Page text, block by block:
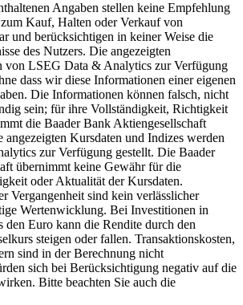
Angaben stellen keine Empfehlung
Kauf, Halten oder Verkauf von
und berücksichtigen in keiner Weise die
des Nutzers. Die angezeigten
von LSEG Data & Analytics zur Verfügung
dass wir diese Informationen einer eigenen
Die Informationen können falsch, nicht
sein; für ihre Vollständigkeit, Richtigkeit
die Baader Bank Aktiengesellschaft
Kursdaten und Indizes werden
zur Verfügung gestellt. Die Baader
übernimmt keine Gewähr für die
oder Aktualität der Kursdaten.
Vergangenheit sind kein verlässlicher
Wertenwicklung. Bei Investitionen in
den Euro kann die Rendite durch den
steigen oder fallen. Transaktionskosten,
sind in der Berechnung nicht
sich bei Berücksichtigung negativ auf die
Bitte beachten Sie auch die